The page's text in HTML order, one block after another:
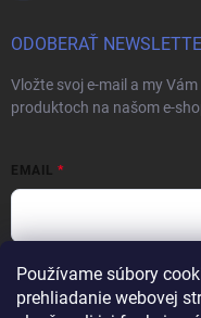
Používame súbory
prehliadanie webovej
ODOBERAŤ
Vložte svoj e-mail a my
produktoch na našom e-
EMAIL
Vložením e-mailu súhlasíte
Prihlásiť sa